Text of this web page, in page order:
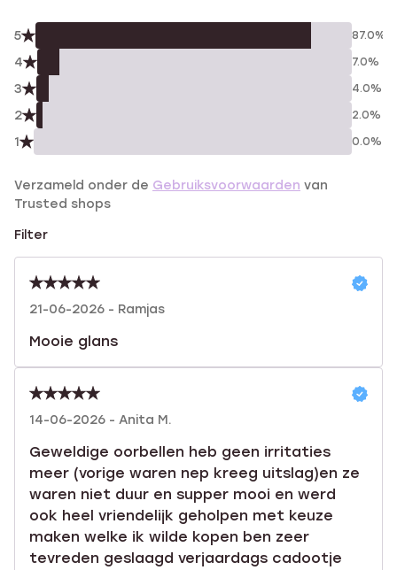
5 87.0%
4 7.0%
3 4.0%
2 2.0%
1 0.0%
Verzameld onder de Gebruiksvoorwaarden van
Trusted shops
Filter
21-06-2026 - Ramjas
Mooie glans
14-06-2026 - Anita M.
Geweldige oorbellen heb geen irritaties
meer (vorige waren nep kreeg uitslag)en ze
waren niet duur en supper mooi en werd
ook heel vriendelijk geholpen met keuze
maken welke ik wilde kopen ben zeer
tevreden geslaagd verjaardags cadootje